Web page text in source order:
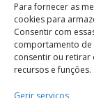
Para fornecer as
cookies para
Consentir com
comportamento de
consentir ou retirar
recursos e funções.
Gerir serviços
Termos e